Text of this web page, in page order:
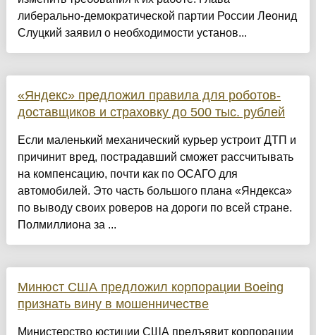
либерально-демократической партии России Леонид
Слуцкий заявил о необходимости установ...
«Яндекс» предложил правила для роботов-
доставщиков и страховку до 500 тыс. рублей
Если маленький механический курьер устроит ДТП и
причинит вред, пострадавший сможет рассчитывать
на компенсацию, почти как по ОСАГО для
автомобилей. Это часть большого плана «Яндекса»
по выводу своих роверов на дороги по всей стране.
Полмиллиона за ...
Минюст США предложил корпорации Boeing
признать вину в мошенничестве
Министерство юстиции США предъявит корпорации